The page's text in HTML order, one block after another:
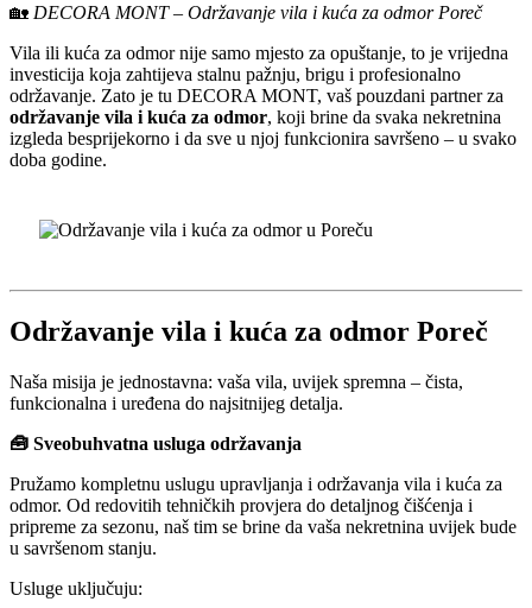
🏡 DECORA MONT – Održavanje vila i kuća za odmor Poreč
Vila ili kuća za odmor nije samo mjesto za opuštanje, to je vrijedna
investicija koja zahtijeva stalnu pažnju, brigu i profesionalno
održavanje. Zato je tu DECORA MONT, vaš pouzdani partner za
održavanje vila i kuća za odmor, koji brine da svaka nekretnina
izgleda besprijekorno i da sve u njoj funkcionira savršeno – u svako
doba godine.
Održavanje vila i kuća za odmor Poreč
Naša misija je jednostavna: vaša vila, uvijek spremna – čista,
funkcionalna i uređena do najsitnijeg detalja.
🧰 Sveobuhvatna usluga održavanja
Pružamo kompletnu uslugu upravljanja i održavanja vila i kuća za
odmor. Od redovitih tehničkih provjera do detaljnog čišćenja i
pripreme za sezonu, naš tim se brine da vaša nekretnina uvijek bude
u savršenom stanju.
Usluge uključuju: